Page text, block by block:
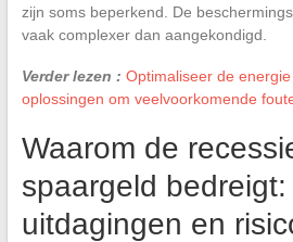
zijn soms beperkend. De
vaak complexer dan aangekondigd.
Verder lezen : Optimaliseer de
oplossingen om veelvoorkomende
Waarom de
spaargeld bedreigt:
uitdagingen en